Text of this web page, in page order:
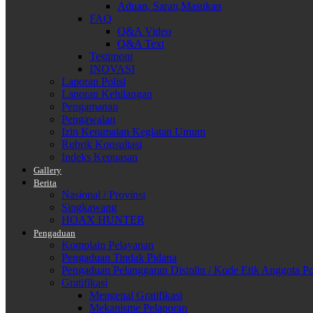
Aduan, Saran,Masukan
FAQ
Q&A Video
Q&A Text
Testimoni
INOVASI
Laporan Polisi
Laporan Kehilangan
Pengamanan
Pengawalan
Izin Keramaian Kegiatan Umum
Rubrik Konsultasi
Indeks Kepuasan
Gallery
Berita
Nasional / Provinsi
Singkawang
HOAX HUNTER
Pengaduan
Komplain Pelayanan
Pengaduan Tindak Pidana
Pengaduan Pelanggaran Disiplin / Kode Etik Anggota
Gratifikasi
Mengenal Gratifikasi
Mekanisme Pelaporan